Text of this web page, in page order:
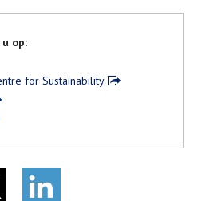
op:
for Sustainability